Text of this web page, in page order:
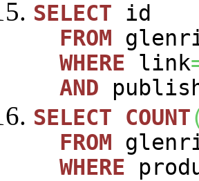
SELECT id
FROM
WHERE link
AND
SELECT
COUNT
FROM
WHERE